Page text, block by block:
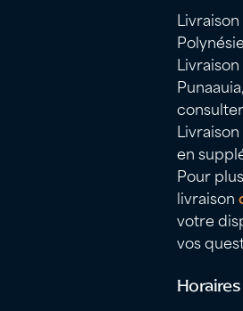
en
Pour
livraison
votre
vos